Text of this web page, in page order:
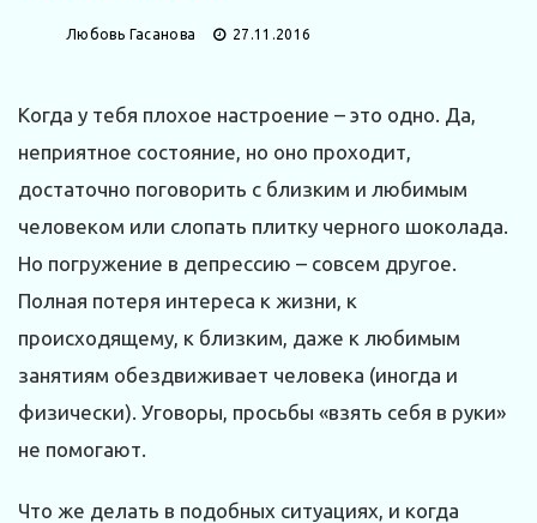
Любовь Гасанова 27.11.2016
Когда у тебя плохое настроение – это одно. Да,
неприятное состояние, но оно проходит,
достаточно поговорить с близким и любимым
человеком или слопать плитку черного шоколада.
Но погружение в депрессию – совсем другое.
Полная потеря интереса к жизни, к
происходящему, к близким, даже к любимым
занятиям обездвиживает человека (иногда и
физически). Уговоры, просьбы «взять себя в руки»
не помогают.
Что же делать в подобных ситуациях, и когда